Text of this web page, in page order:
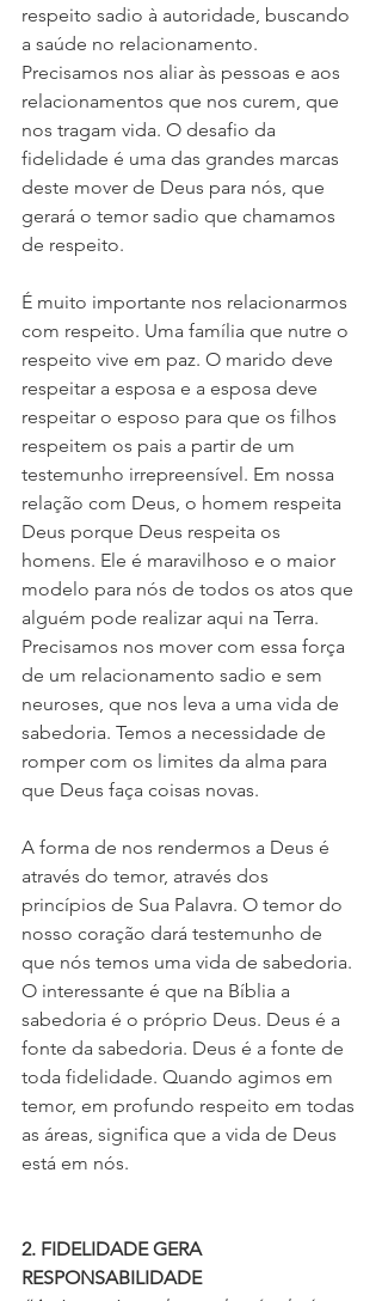
respeito sadio à autoridade, buscando
a saúde no relacionamento.
Precisamos nos aliar às pessoas e aos
relacionamentos que nos curem, que
nos tragam vida. O desafio da
fidelidade é uma das grandes marcas
deste mover de Deus para nós, que
gerará o temor sadio que chamamos
de respeito.
É muito importante nos relacionarmos
com respeito. Uma família que nutre o
respeito vive em paz. O marido deve
respeitar a esposa e a esposa deve
respeitar o esposo para que os filhos
respeitem os pais a partir de um
testemunho irrepreensível. Em nossa
relação com Deus, o homem respeita
Deus porque Deus respeita os
homens. Ele é maravilhoso e o maior
modelo para nós de todos os atos que
alguém pode realizar aqui na Terra.
Precisamos nos mover com essa força
de um relacionamento sadio e sem
neuroses, que nos leva a uma vida de
sabedoria. Temos a necessidade de
romper com os limites da alma para
que Deus faça coisas novas.
A forma de nos rendermos a Deus é
através do temor, através dos
princípios de Sua Palavra. O temor do
nosso coração dará testemunho de
que nós temos uma vida de sabedoria.
O interessante é que na Bíblia a
sabedoria é o próprio Deus. Deus é a
fonte da sabedoria. Deus é a fonte de
toda fidelidade. Quando agimos em
temor, em profundo respeito em todas
as áreas, significa que a vida de Deus
está em nós.
2. FIDELIDADE GERA
RESPONSABILIDADE